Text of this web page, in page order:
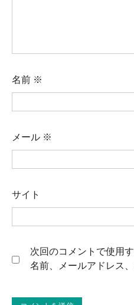
名前 ※
メール ※
サイト
次回のコメントで使用
名前、メールアドレス